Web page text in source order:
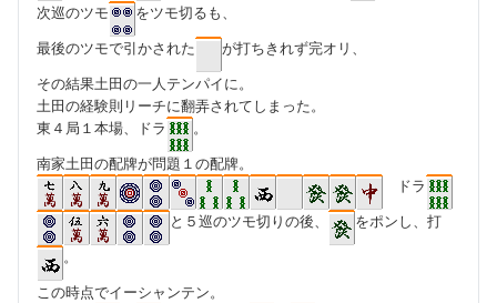
次巡のツモ
をツモ切るも、
最後のツモで引かされた
が打ちきれず完オリ、
その結果土田の一人テンパイに。
土田の経験則リーチに翻弄されてしまった。
東４局１本場、ドラ
。
南家土田の配牌が問題１の配牌。
ドラ
と５巡のツモ切りの後、
をポンし、打
。
この時点でイーシャンテン。